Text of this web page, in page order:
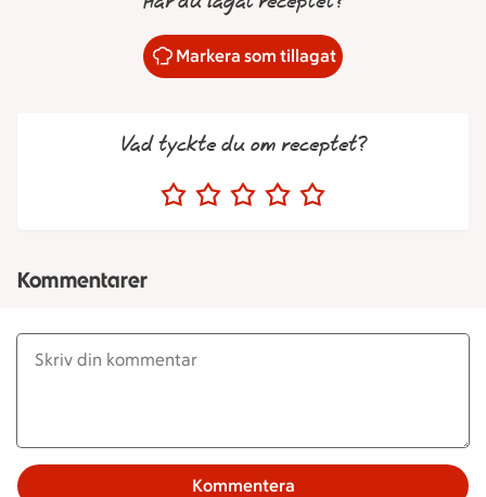
Markera som tillagat
Vad tyckte du om receptet?
Kommentarer
Kommentera